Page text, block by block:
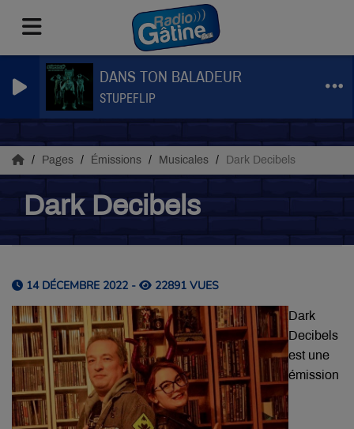
DANS TON BALADEUR
STUPEFLIP
Pages Émissions Musicales Dark Decibels
Dark Decibels
14 DÉCEMBRE 2022 - 22891 VUES
Dark
Decibels
est une
émission